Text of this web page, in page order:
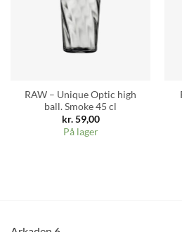
RAW – Unique Optic high
ball. Smoke 45 cl
kr.59,00
På lager